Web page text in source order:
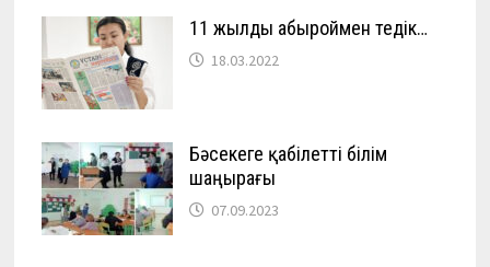
11 жылды абыроймен өтедік…
18.03.2022
Бәсекеге қабілетті білім
шаңырағы
07.09.2023